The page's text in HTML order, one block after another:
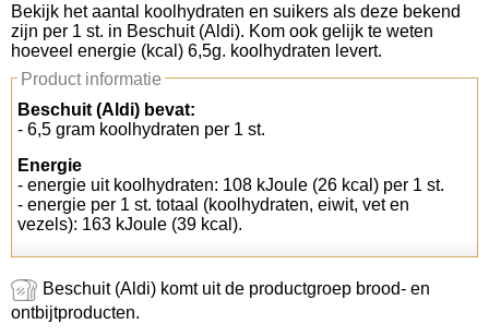
Koolhydraten tellen
Links
Bekijk het aantal koolhydraten en suikers als deze bekend
zijn per 1 st. in Beschuit (Aldi). Kom ook gelijk te weten
hoeveel energie (kcal) 6,5g. koolhydraten levert.
Product informatie
Beschuit (Aldi) bevat:
- 6,5 gram koolhydraten per 1 st.
Energie
- energie uit koolhydraten: 108 kJoule (26 kcal) per 1 st.
- energie per 1 st. totaal (koolhydraten, eiwit, vet en
vezels): 163 kJoule (39 kcal).
Beschuit (Aldi) komt uit de productgroep brood- en
ontbijtproducten.